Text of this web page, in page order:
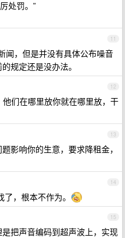
处罚。‌‌”
11
闻，但是并没有具体公布噪音
规定还是没办法。
12
们在哪里放你就在哪里放，干
13
影响你的生意，要求降租金，
14
，根本不作为。
15
把声音编码到超声波上，实现